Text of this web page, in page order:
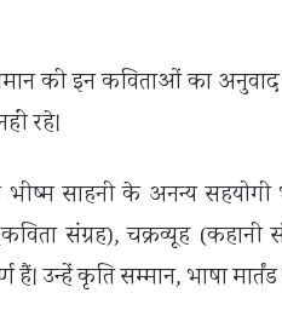
की इन कविताओं का
रहे।
साहनी के अनन्य सहयोगी
संग्रह), चक्रव्यूह (कहानी
उन्हें कृति सम्मान, भाषा मार्तंड